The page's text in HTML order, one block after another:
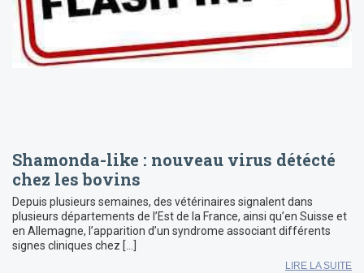
Shamonda-like : nouveau virus détécté
chez les bovins
Depuis plusieurs semaines, des vétérinaires signalent dans
plusieurs départements de l’Est de la France, ainsi qu’en Suisse et
en Allemagne, l’apparition d’un syndrome associant différents
signes cliniques chez […]
LIRE LA SUITE